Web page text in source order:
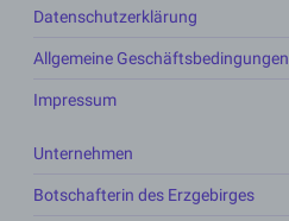
Datenschutzerklärung
Allgemeine Geschäftsbedingungen
Impressum
Unternehmen
Botschafterin des Erzgebirges